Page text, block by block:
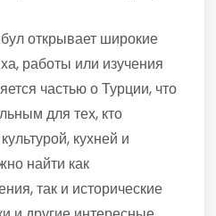
открывает широкие
работы или изучения
частью о Турции, что
для тех, кто
кухней и
найти как
так и исторические